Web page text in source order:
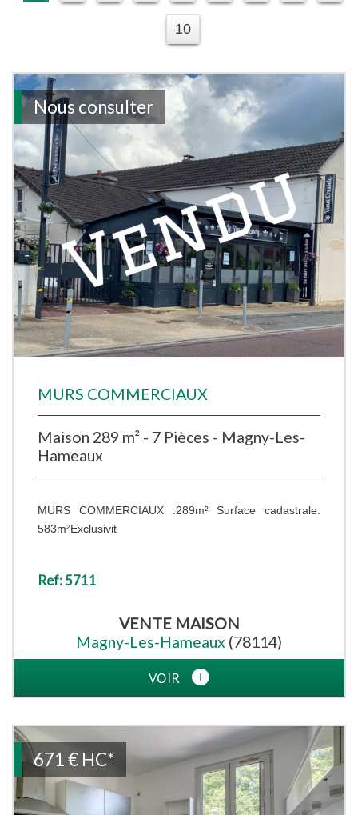
10
Nous consulter
MURS COMMERCIAUX
Maison 289 m² - 7 Pièces - Magny-Les-
Hameaux
MURS COMMERCIAUX :289m² Surface cadastrale:
583m²Exclusivit
Ref: 5711
VENTE MAISON
Magny-Les-Hameaux (78114)
VOIR
671 € HC*